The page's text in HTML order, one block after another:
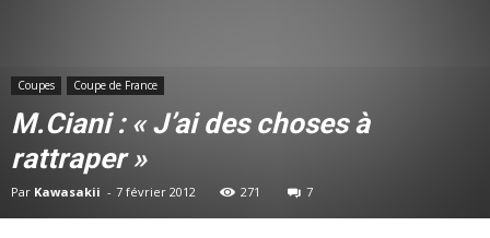
Coupes Coupe de France
M.Ciani : « J’ai des choses à
rattraper »
Par Kawasakii - 7 février 2012 271 7